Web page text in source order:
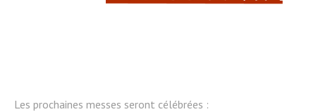
Les prochaines messes seront célébrées :